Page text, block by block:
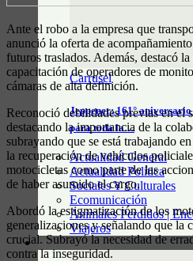
Carrusel
Jeppener: 161°
para toda la…
Actualidad General
Actualidad Política
Sociales Y Culturales
Ecomunicación
Animales Perdidos |
Viajeros
RESUMEN DIGITAL
Ante el robo a la empresa que
anunció la oferta de
futuros traslados. Además, destacó
capacitación de operadores de
cámaras de alta definición.
Reconoció debilidades previas en el
destacando la importancia de la
subrayando que se está trabajando
la recuperación de vehículos
motocicletas como parte de las
de haber asumido el cargo.
Abordó la estigmatización de los
generalizaciones y señalando que la
crucial. Subrayó la necesidad de
contra la inseguridad.